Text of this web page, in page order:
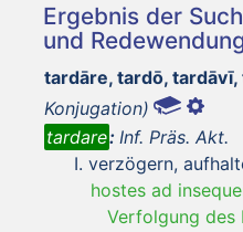
Ergebnis der
und
tardāre, tardō, tardāvī,
Konjugation)
tardare: Inf. Präs. Akt.
verzögern,
hostes ad
Verfolgung des